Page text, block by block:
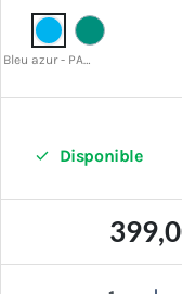
 Disponible